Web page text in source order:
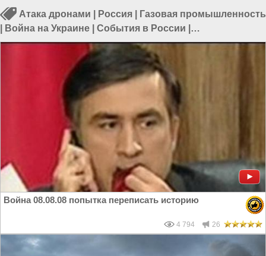
Атака дронами Россия
Газовая промышленность
Война на Украине События в России
Промышленность в России|Происшествия в России|
Теракты в России
Война 08.08.08 попытка переписать историю
4 794 26